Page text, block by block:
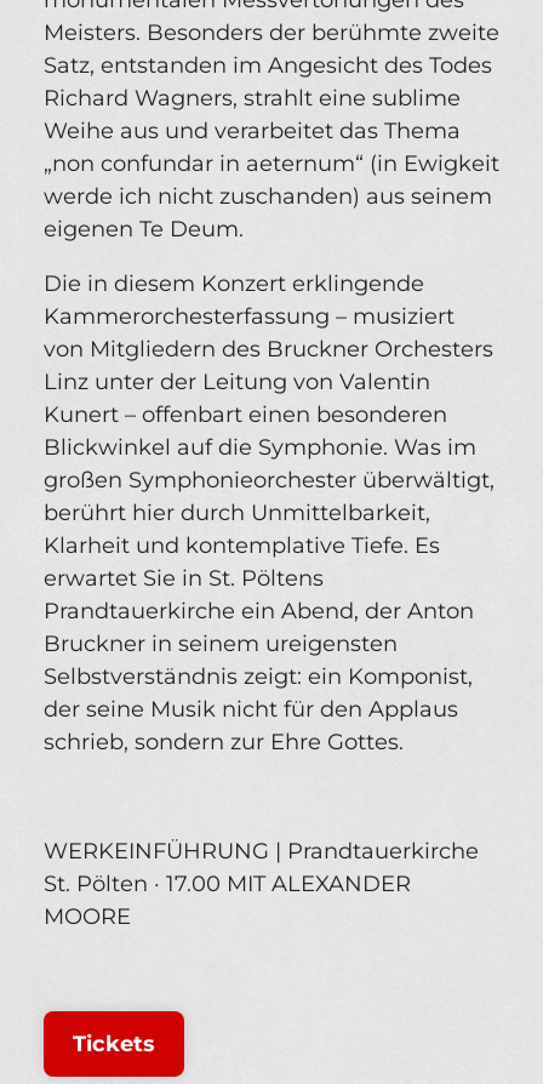
Meisters. Besonders der berühmte zweite
Satz, entstanden im Angesicht des Todes
Richard Wagners, strahlt eine sublime
Weihe aus und verarbeitet das Thema
„non confundar in aeternum“ (in Ewigkeit
werde ich nicht zuschanden) aus seinem
eigenen Te Deum.
Die in diesem Konzert erklingende
Kammerorchesterfassung – musiziert
von Mitgliedern des Bruckner Orchesters
Linz unter der Leitung von Valentin
Kunert – offenbart einen besonderen
Blickwinkel auf die Symphonie. Was im
großen Symphonieorchester überwältigt,
berührt hier durch Unmittelbarkeit,
Klarheit und kontemplative Tiefe. Es
erwartet Sie in St. Pöltens
Prandtauerkirche ein Abend, der Anton
Bruckner in seinem ureigensten
Selbstverständnis zeigt: ein Komponist,
der seine Musik nicht für den Applaus
schrieb, sondern zur Ehre Gottes.
WERKEINFÜHRUNG | Prandtauerkirche
St. Pölten · 17.00 MIT ALEXANDER
MOORE
Tickets